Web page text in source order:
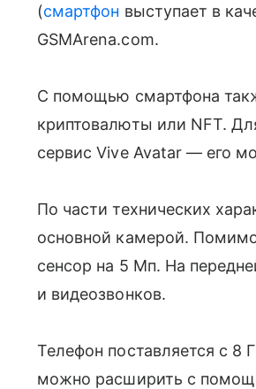
(смартфон выступает в
GSMArena.com.
С помощью смартфона
криптовалюты или NFT.
сервис Vive Avatar— его
По части технических
основной камерой.
сенсор на 5 Мп. На
и видеозвонков.
Телефон поставляется с 8
можно расширить с